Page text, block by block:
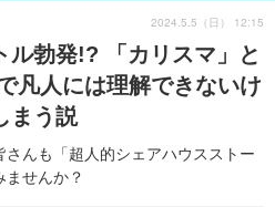
グッズ
海外
ビジネス
アーティスト
実写
イベント
座談会
ABEMA Cafe
ル勃発!? 「カリスマ」と
凡人には理解できないけ
まう説
んも「超人的シェアハウスストー
ませんか？
2024.5.5（日） 12:15